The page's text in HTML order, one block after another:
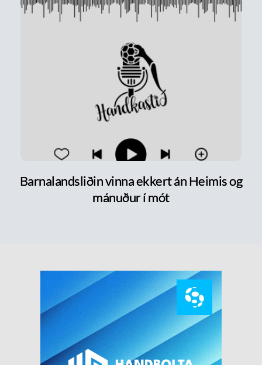
Barnalandsliðin vinna ekkert án Heimis og
mánuður í mót